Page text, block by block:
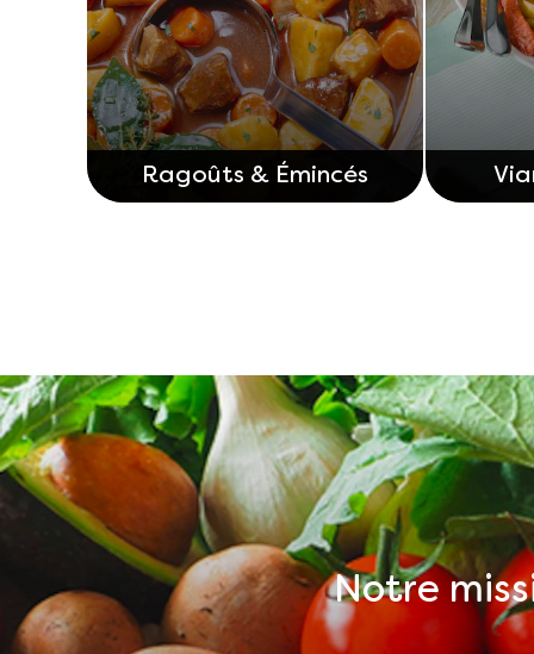
Ragoûts & Émincés
Notre